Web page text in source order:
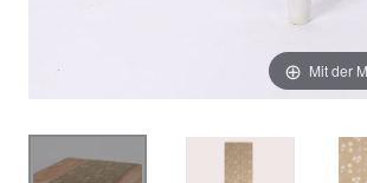
Mit der